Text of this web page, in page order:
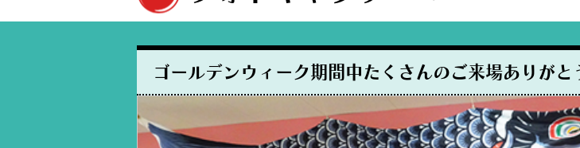
ゴールデンウィーク期間中たくさんのご来場ありがと